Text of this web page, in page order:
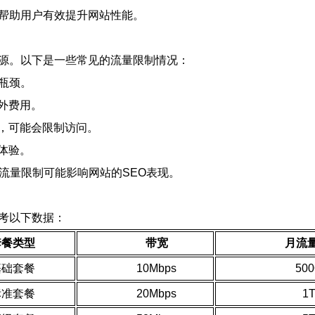
用户有效提升网站性能。
以下是一些常见的流量限制情况：
颈。
费用。
能会限制访问。
验。
量限制可能影响网站的SEO表现。
以下数据：
类型 带宽 月流
套餐 10Mbps
套餐 20Mbps